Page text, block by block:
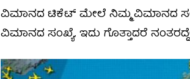
ವಿಮಾನದ ಟಿಕೆಟ್ ಮೇಲೆ ನಿಮ್ಮ ವಿಮಾನದ ಸಂಖ್ಯೆ
ವಿಮಾನದ ಸಂಖ್ಯೆ. ಇದು ಗೊತ್ತಾದರೆ